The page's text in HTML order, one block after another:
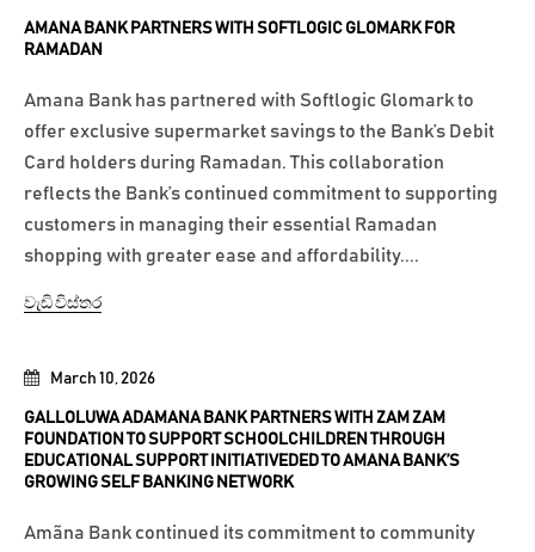
March 10, 2026
GALLOLUWA ADAMANA BANK PARTNERS WITH ZAM ZAM
FOUNDATION TO SUPPORT SCHOOLCHILDREN THROUGH
EDUCATIONAL SUPPORT INITIATIVEDED TO AMANA BANK’S
GROWING SELF BANKING NETWORK
Amãna Bank continued its commitment to community
AMANA BANK PARTNERS WITH SOFTLOGIC GLOMARK FOR
RAMADAN
Amana Bank has partnered with Softlogic Glomark to
offer exclusive supermarket savings to the Bank’s Debit
Card holders during Ramadan. This collaboration
reflects the Bank’s continued commitment to supporting
customers in managing their essential Ramadan
shopping with greater ease and affordability....
වැඩි විස්තර